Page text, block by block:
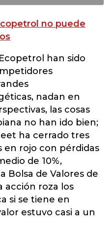
no puede
han sido
nadan en
las cosas
no han ido bien;
ha cerrado tres
en rojo con pérdidas
de 10%,
Bolsa de Valores de
acción roza los
si se tiene en
estuvo casi a un